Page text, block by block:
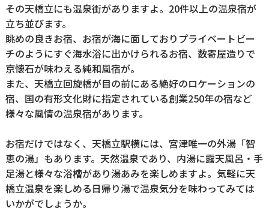
その天橋立にも温泉街がありますよ。20件以上の温泉宿が
立ち並びます。
眺めの良きお宿、お宿が海に面しておりプライベートビー
チのようにすぐ海水浴に出かけられるお宿、数寄屋造りで
京懐石が味わえる純和風宿が。
また、天橋立回旋橋が目の前にある絶好のロケーションの
宿、国の有形文化財に指定されている創業250年の宿など
様々な風情の温泉宿があります。
お宿だけではなく、天橋立駅横には、宮津唯一の外湯「智
恵の湯」もあります。天然温泉であり、内湯に露天風呂・手
足湯と様々な浴槽があり湯あみを楽しめますよ。気軽に天
橋立温泉を楽しめる日帰り湯で温泉気分を味わってみては
いかがでしょうか。